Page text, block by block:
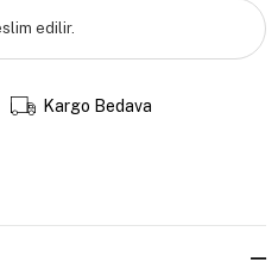
edilir.
Kargo Bedava